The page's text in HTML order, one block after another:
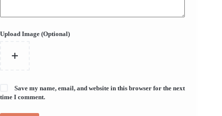
Upload Image (Optional)
Save my name, email, and website in this browser for the next
time I comment.